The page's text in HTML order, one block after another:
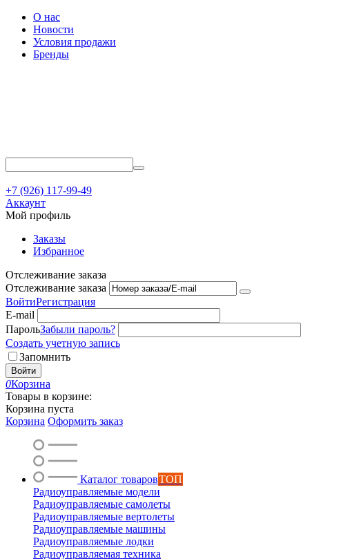
О нас
Новости
Условия продажи
Бренды
+7 (926) 117-99-49
Аккаунт
Мой профиль
Заказы
Избранное
Отслеживание заказа
Отслеживание заказа
ВойтиРегистрация
E-mail
ПарольЗабыли пароль?
Создать учетную запись
Запомнить
Войти
0Корзина
Товары в корзине:
Корзина пуста
Корзина Оформить заказ
Каталог товаровТОП
Радиоуправляемые модели
Радиоуправляемые самолеты
Радиоуправляемые вертолеты
Радиоуправляемые машины
Радиоуправляемые лодки
Радиоуправляемая техника